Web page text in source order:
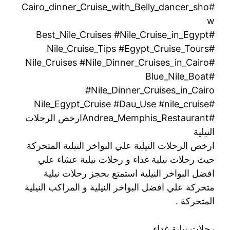
#Cairo_dinner_Cruise_with_Belly_dancer_sho
w
#Best_Nile_Cruises #Nile_Cruise_in_Egypt
#Nile_Cruise_Tips #Egypt_Cruise_Tours
#Nile_Cruises #Nile_Dinner_Cruises_in_Cairo
#Blue_Nile_Boat
#Nile_Dinner_Cruises_in_Cairo
#Nile_Egypt_Cruise #Dau_Use #nile_cruise
#Andrea_Memphis_Restaurantارخص الرحلات
النيلية
ارخص الرحلات النيلية علي البواخر النيلية المتحركة
حيث رحلات نيلية غداء و رحلات نيلية عشاء علي
افضل البواخر النيلية استمتع بحجز رحلات نيلية
متحركة علي افضل البواخر النيلية و المراكب النيلية
المتحركة .